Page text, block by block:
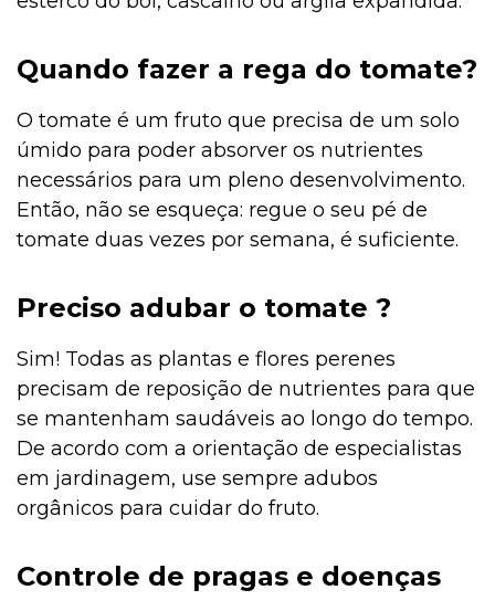
Quando fazer a rega do tomate?
O tomate é um fruto que precisa de um solo
úmido para poder absorver os nutrientes
necessários para um pleno desenvolvimento.
Então, não se esqueça: regue o seu pé de
tomate duas vezes por semana, é suficiente.
Preciso adubar o tomate ?
Sim! Todas as plantas e flores perenes
precisam de reposição de nutrientes para que
se mantenham saudáveis ao longo do tempo.
De acordo com a orientação de especialistas
em jardinagem, use sempre adubos
orgânicos para cuidar do fruto.
Controle de pragas e doenças